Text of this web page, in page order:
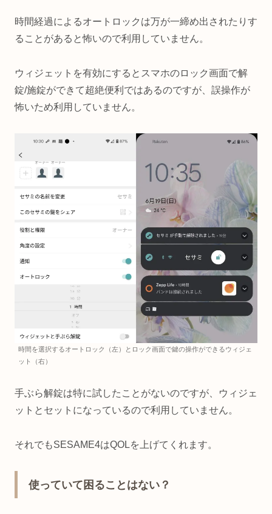
時間経過によるオートロックは万が一締め出されたりす
ることがあると怖いので利用していません。
ウィジェットを有効にするとスマホのロック画面で解
錠/施錠ができて超絶便利ではあるのですが、誤操作が
怖いため利用していません。
時間を選択するオートロック（左）とロック画面で鍵の操作ができるウィジェ
ット（右）
手ぶら解錠は特に試したことがないのですが、ウィジェ
ットとセットになっているので利用していません。
それでもSESAME4はQOLを上げてくれます。
使っていて困ることはない？